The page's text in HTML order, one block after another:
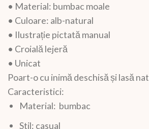
• Material: bumbac moale
• Culoare: alb-natural
• Ilustrație pictată manual
• Croială lejeră
• Unicat
Poart-o cu inimă deschisă și lasă
Caracteristici:
Material: bumbac
Stil: casual